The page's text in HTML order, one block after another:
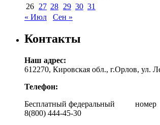
26 27 28 29 30 31
« Июл
Сен »
Контакты
Наш адрес:
612270, Кировская обл., г.Орлов, ул.
Телефон:
Бесплатный федеральный номер
8(800) 444-45-30